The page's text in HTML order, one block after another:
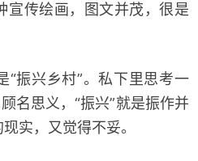
宣传绘画，图文并茂，很是
兴乡村”。私下里思考一
名思义，“振兴”就是振作并
实，又觉得不妥。